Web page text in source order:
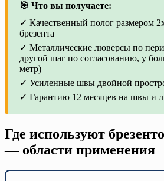
🎯 Что вы получаете:
✓ Качественный полог размером
брезента
✓ Металлические люверсы по
другой шаг по согласованию, у
метр)
✓ Усиленные швы двойной
✓ Гарантию 12 месяцев на швы и
Где используют
— области применения